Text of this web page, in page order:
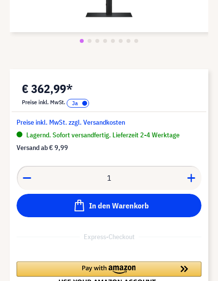
€ 362,99*
Preise inkl. MwSt.
Preise inkl. MwSt. zzgl. Versandkosten
Lagernd. Sofort versandfertig. Lieferzeit 2-4 Werktage
Versand ab€ 9,99
In den Warenkorb
Express-Checkout